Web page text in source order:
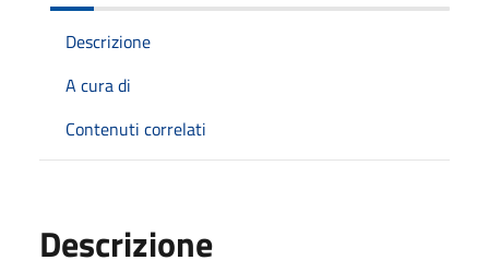
Descrizione
A cura di
Contenuti correlati
Descrizione